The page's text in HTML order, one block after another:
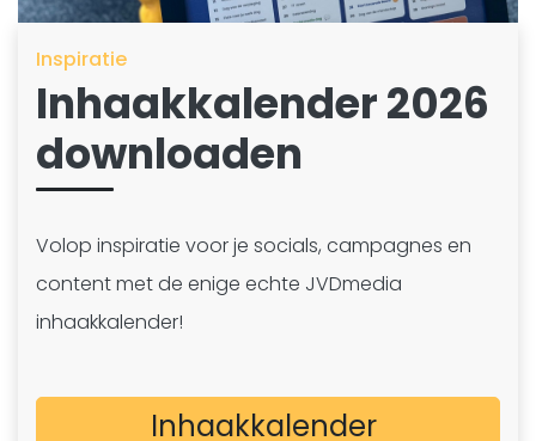
Inspiratie
Inhaakkalender 2026
downloaden
Volop inspiratie voor je socials, campagnes en
content met de enige echte JVDmedia
inhaakkalender!
Inhaakkalender